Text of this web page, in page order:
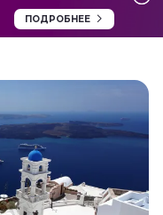
ПОДРОБНЕЕ